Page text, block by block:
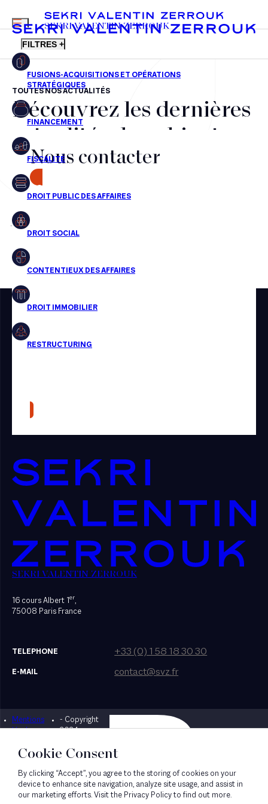
FR EN
MENU
SEKRI VALENTIN ZERROUK
FILTRES +
Fusions-acquisitions et opérations stratégiques
Financement
Fiscalité
Droit public des affaires
Droit social
Droit immobilier
Restructuring
Presse
TOUTES NOS ACTUALITÉS
Découvrez les dernières
actualités du cabinet,
nos récompenses et nos
transactions, jour après
jour
Aucun résultats pour cette recherche
Nous contacter
SEKRI VALENTIN ZERROUK
16 cours Albert 1er,
75008 Paris France
TELEPHONE +33 (0) 1 58 18 30 30
E-MAIL contact@svz.fr
Mentions
légales
- Copyright
2024
Designed by Bonhomme
Cookie Consent
By clicking “Accept”, you agree to the storing of cookies on your
device to enhance site navigation, analyze site usage, and assist in
our marketing efforts. Visit the Privacy Policy to find out more.